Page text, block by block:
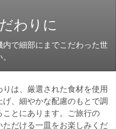
わりに
で細部にまでこだわった世
は、厳選された食材を使用
、細やかな配慮のもとで調
とにあります。ご旅行の
だける一皿をお楽しみくだ